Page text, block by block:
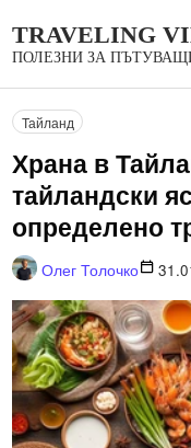
TRAVELING
ПОЛЕЗНИ ЗА
Тайланд
Храна в
тайландски
определено
Олег Толочко